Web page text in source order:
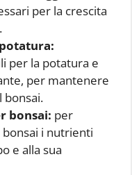
per la crescita
per la potatura e
per mantenere
bonsai.
bonsai: per
i nutrienti
e alla sua